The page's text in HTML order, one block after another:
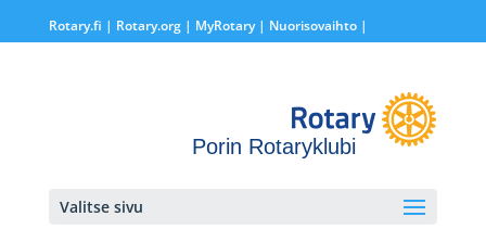
Rotary.fi | Rotary.org| MyRotary | Nuorisovaihto|
Porin Rotaryklubi
Valitse sivu